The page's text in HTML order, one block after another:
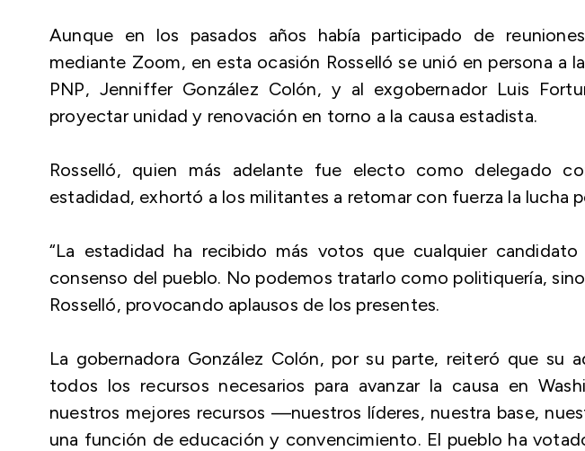
Aunque en los pasados años había participado de
mediante Zoom, en esta ocasión Rosselló se unió en persona a
PNP, Jenniffer González Colón, y al exgobernador Luis
proyectar unidad y renovación en torno a la causa estadista.
Rosselló, quien más adelante fue electo como delegado
estadidad, exhortó a los militantes a retomar con fuerza la lucha
“La estadidad ha recibido más votos que cualquier
consenso del pueblo. No podemos tratarlo como politiquería,
Rosselló, provocando aplausos de los presentes.
La gobernadora González Colón, por su parte, reiteró que su
todos los recursos necesarios para avanzar la causa en
nuestros mejores recursos —nuestros líderes, nuestra base,
una función de educación y convencimiento. El pueblo ha